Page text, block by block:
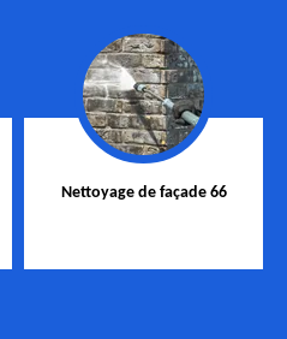
Nettoyage de façade 66